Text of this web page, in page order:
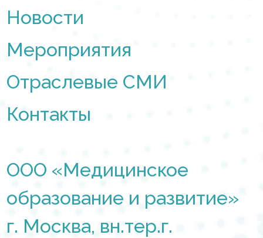
Новости
Мероприятия
Отраслевые СМИ
Контакты
ООО «Медицинское
образование и развитие»
г. Москва, вн.тер.г.